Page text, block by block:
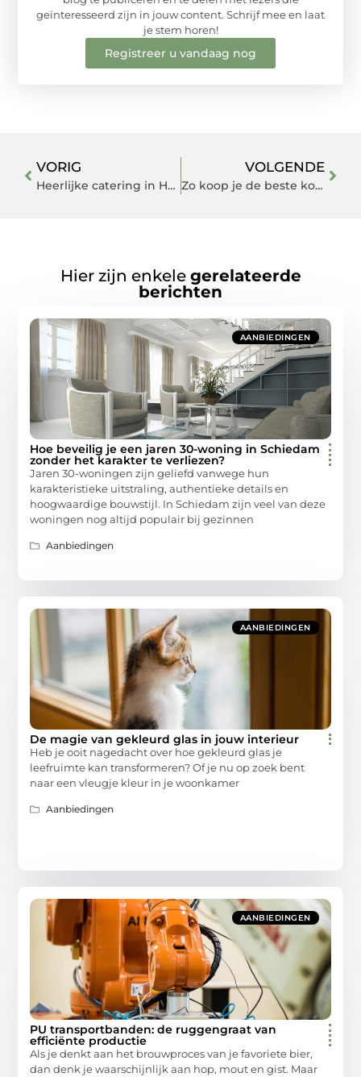
geïnteresseerd zijn in jouw content. Schrijf mee en laat
je stem horen!
Registreer u vandaag nog
VORIG
Heerlijke catering in Hengelo
VOLGENDE
Zo koop je de beste koelkast
Hier zijn enkele gerelateerde
berichten
AANBIEDINGEN
Hoe beveilig je een jaren 30-woning in Schiedam
zonder het karakter te verliezen?
Jaren 30-woningen zijn geliefd vanwege hun
karakteristieke uitstraling, authentieke details en
hoogwaardige bouwstijl. In Schiedam zijn veel van deze
woningen nog altijd populair bij gezinnen
Aanbiedingen
AANBIEDINGEN
De magie van gekleurd glas in jouw interieur
Heb je ooit nagedacht over hoe gekleurd glas je
leefruimte kan transformeren? Of je nu op zoek bent
naar een vleugje kleur in je woonkamer
Aanbiedingen
AANBIEDINGEN
PU transportbanden: de ruggengraat van
efficiënte productie
Als je denkt aan het brouwproces van je favoriete bier,
dan denk je waarschijnlijk aan hop, mout en gist. Maar